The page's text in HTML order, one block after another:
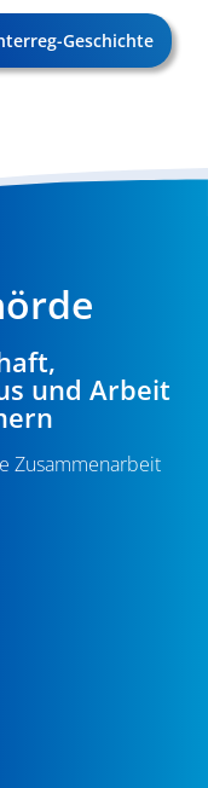
Geschichte
und Arbeit
Zusammenarbeit